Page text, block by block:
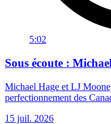
5:02
Sous écoute :
Michael Hage et LJ
perfectionnement des
15 juil. 2026